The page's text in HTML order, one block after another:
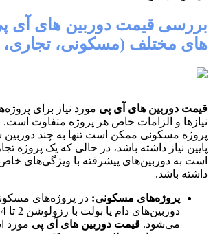
بررسی قیمت دوربین های آی
های مختلف (مسکونی،
قیمت دوربین های آی پی مورد نیاز برای
نیازها و الزامات خاص هر پروژه متفاوت است.
پروژه مسکونی ممکن است تنها به چند دوربین
پایین نیاز داشته باشد، در حالی که یک پروژه
است به دوربین‌های پیشرفته با ویژگی‌های خاص و
داشته باشد.
پروژه‌های مسکونی: در پروژه‌های
می‌شود. قیمت دوربین های آی پی مورد